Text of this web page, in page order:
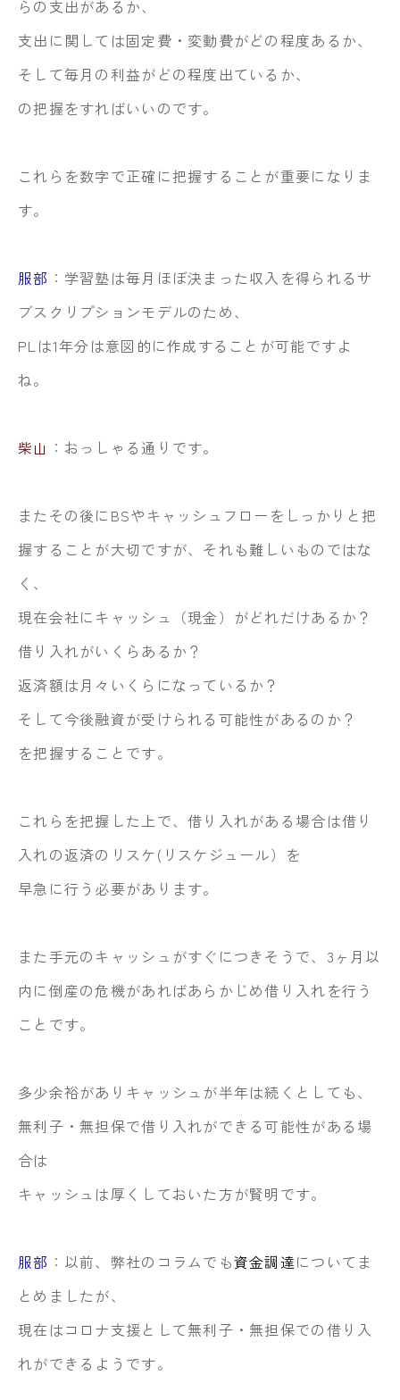
らの支出があるか、
支出に関しては固定費・変動費がどの程度あるか、
そして毎月の利益がどの程度出ているか、
の把握をすればいいのです。
これらを数字で正確に把握することが重要になりま
す。
服部 ：学習塾は毎月ほぼ決まった収入を得られるサ
ブスクリプションモデルのため、
PLは1年分は意図的に作成することが可能ですよ
ね。
柴山 ：おっしゃる通りです。
またその後にBSやキャッシュフローをしっかりと把
握することが大切ですが、 それも難しいものではな
く、
現在会社にキャッシュ（現金）がどれだけあるか？
借り入れがいくらあるか？
返済額は月々いくらになっているか？
そして今後融資が受けられる可能性があるのか？
を把握することです。
これらを把握した上で、借り入れがある場合は借り
入れの返済のリスケ(リスケジュール）を
早急に行う必要があります。
また手元のキャッシュがすぐにつきそうで、3ヶ月以
内に倒産の危機があればあらかじめ借り入れを行う
ことです。
多少余裕がありキャッシュが半年は続くとしても、
無利子・無担保で借り入れができる可能性がある場
合は
キャッシュは厚くしておいた方が賢明です。
服部 ：以前、弊社のコラムでも資金調達についてま
とめましたが、
現在はコロナ支援として無利子・無担保での借り入
れができるようです。